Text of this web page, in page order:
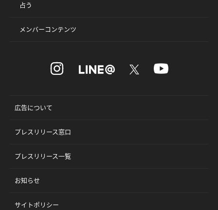
占う
メンバーコンテンツ
広告について
プレスリリース窓口
プレスリリース一覧
お知らせ
サイトポリシー